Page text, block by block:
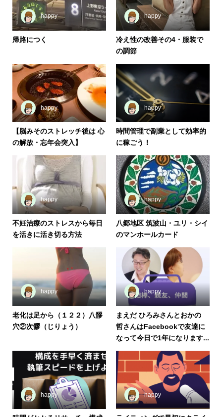
happy
帰路につく
happy
冷え性の改善その4・服装で
の調節
happy
【脳みそのストレッチ後は 心
の解放・忘年会突入】
happy
時間管理で副業として効率的
に稼ごう！
happy
不妊治療のストレスから毎日
を活きに活き切る方法
happy
八郷地区 筑波山・ユリ・シイ
のマンホールカード
happy
老化は足から（１２２）八髎
穴②次髎（じりょう）
happy
まえだ ひろみさんとおかの
哲さんはFacebookで友達に
なって今日で1年になります...
happy happy